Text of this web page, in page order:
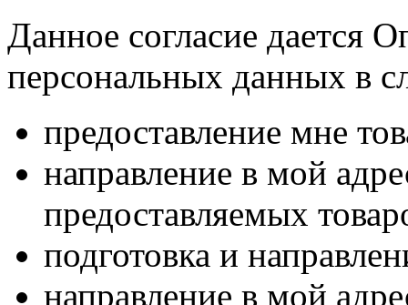
Данное согласие дается
персональных данных в
предоставление мне
направление в мой
предоставляемых
подготовка и
направление в мой